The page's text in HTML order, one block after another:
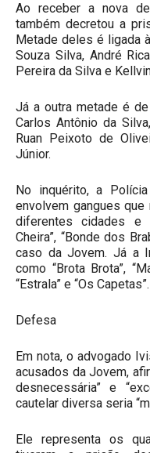
Ao receber a nova
também decretou a
Metade deles é ligada
Souza Silva, André
Pereira da Silva e
Já a outra metade é
Carlos Antônio da
Ruan Peixoto de
Júnior.
No inquérito, a
envolvem gangues que
diferentes cidades e
Cheira”, “Bonde dos
caso da Jovem. Já a
como “Brota Brota”,
“Estrala” e “Os Capetas”.
Defesa
Em nota, o advogado
acusados da Jovem,
desnecessária” e
cautelar diversa seria
Ele representa os